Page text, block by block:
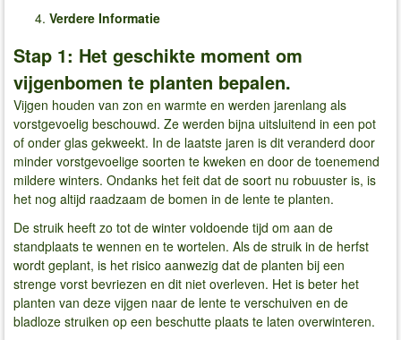
Verdere Informatie
Stap 1: Het geschikte moment om
vijgenbomen te planten bepalen.
Vijgen houden van zon en warmte en werden jarenlang als
vorstgevoelig beschouwd. Ze werden bijna uitsluitend in een pot
of onder glas gekweekt. In de laatste jaren is dit veranderd door
minder vorstgevoelige soorten te kweken en door de toenemend
mildere winters. Ondanks het feit dat de soort nu robuuster is, is
het nog altijd raadzaam de bomen in de lente te planten.
De struik heeft zo tot de winter voldoende tijd om aan de
standplaats te wennen en te wortelen. Als de struik in de herfst
wordt geplant, is het risico aanwezig dat de planten bij een
strenge vorst bevriezen en dit niet overleven. Het is beter het
planten van deze vijgen naar de lente te verschuiven en de
bladloze struiken op een beschutte plaats te laten overwinteren.